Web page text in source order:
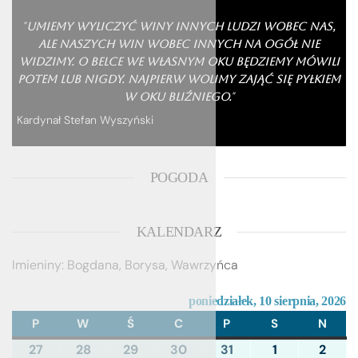
"Umiemy wyliczyć winy innych ludzi wobec nas,
ale naszych win wobec innych na ogół nie
widzimy. O belce we własnym oku będziemy mówili
potem lub nigdy. Najpierw wolimy zająć się pyłkiem
w oku bliźniego."
Kardynał Stefan Wyszyński
POGODA
KALENDARZ
Imieniny: Bogdana, Borysa, Wawrzyńca
poniedziałek, 10 sierpnia, 2026
P PONIEDZIAŁEK
W WTOREK
ŚŚRODAC CZWARTEK
PPIĄTEKSSOBOTA
N
27 27/07/2026
28 28/07/2026
29 29/07/2026
30 30/07/2026
31 31/07/2026
1 01/08/2026
2